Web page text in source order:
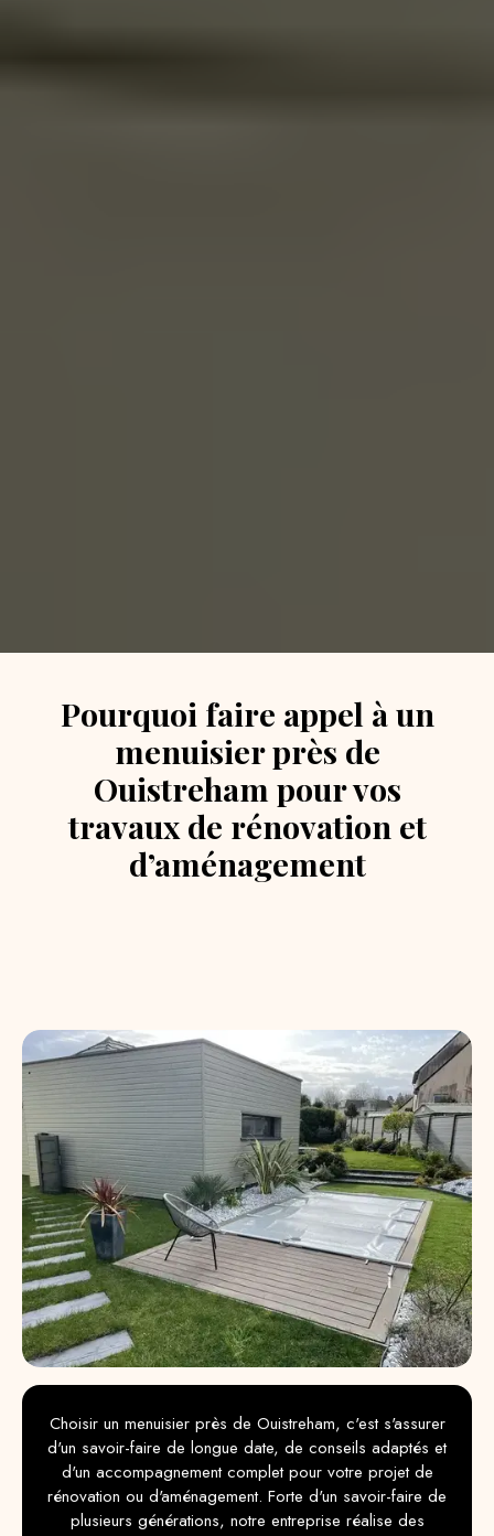
Pourquoi faire appel à un
menuisier près de
Ouistreham pour vos
travaux de rénovation et
d’aménagement
Choisir un menuisier près de Ouistreham, c'est s'assurer
d'un savoir-faire de longue date, de conseils adaptés et
d'un accompagnement complet pour votre projet de
rénovation ou d'aménagement. Forte d'un savoir-faire de
plusieurs générations, notre entreprise réalise des